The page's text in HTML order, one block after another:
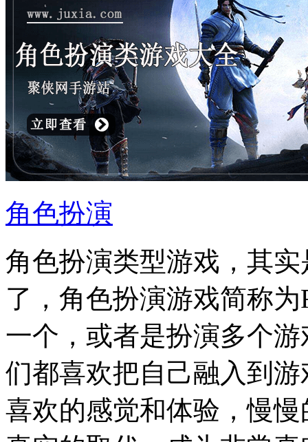
角色扮演
角色扮演类型游戏，其
了，角色扮演游戏简称
一个，或者是扮演多个
们都喜欢把自己融入到
喜欢的感觉和体验，慢